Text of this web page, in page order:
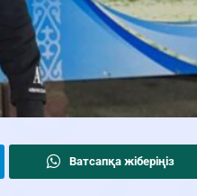
Ватсапқа жіберіңіз